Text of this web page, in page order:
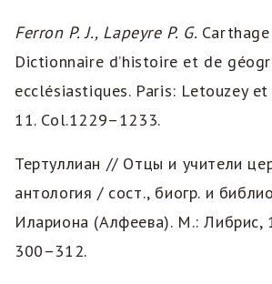
Ferron P. J., Lapeyre P. G.
Dictionnaire d’histoire et de
ecclésiastiques. Paris: Letouzey et
11. Col.1229–1233.
Тертуллиан // Отцы и учители
антология / сост., биогр. и
Илариона (Алфеева). М.: Либрис,
300–312.